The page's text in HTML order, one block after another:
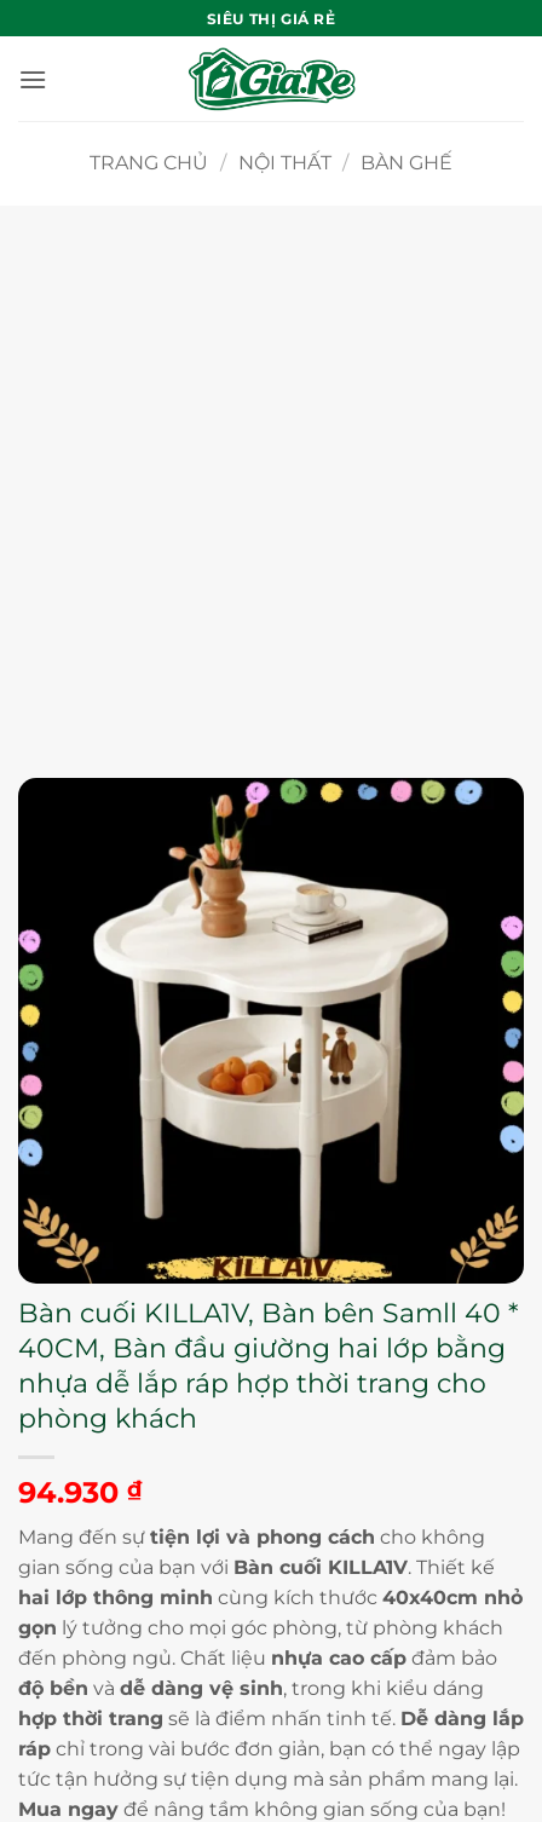
qua
nội
SIÊU THỊ GIÁ RẺ
TRANG CHỦ / NỘI THẤT / BÀN GHẾ
Bàn cuối KILLA1V, Bàn bên Samll 40 *
40CM, Bàn đầu giường hai lớp bằng
nhựa dễ lắp ráp hợp thời trang cho
phòng khách
94.930 ₫
Mang đến sự tiện lợi và phong cách cho không
gian sống của bạn với Bàn cuối KILLA1V. Thiết kế
hai lớp thông minh cùng kích thước 40x40cm nhỏ
gọn lý tưởng cho mọi góc phòng, từ phòng khách
đến phòng ngủ. Chất liệu nhựa cao cấp đảm bảo
độ bền và dễ dàng vệ sinh, trong khi kiểu dáng
hợp thời trang sẽ là điểm nhấn tinh tế. Dễ dàng lắp
ráp chỉ trong vài bước đơn giản, bạn có thể ngay lập
tức tận hưởng sự tiện dụng mà sản phẩm mang lại.
Mua ngay để nâng tầm không gian sống của bạn!